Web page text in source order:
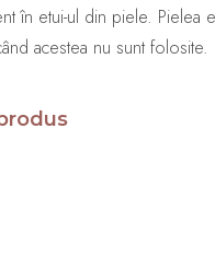
în etui-ul din piele.
acestea nu sunt folosite.